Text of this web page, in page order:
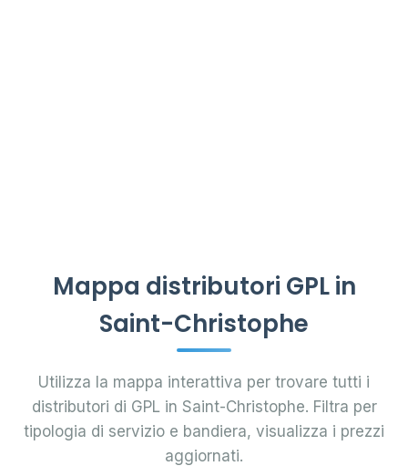
Mappa distributori GPL in
Saint-Christophe
Utilizza la mappa interattiva per trovare tutti i
distributori di GPL in Saint-Christophe. Filtra per
tipologia di servizio e bandiera, visualizza i prezzi
aggiornati.